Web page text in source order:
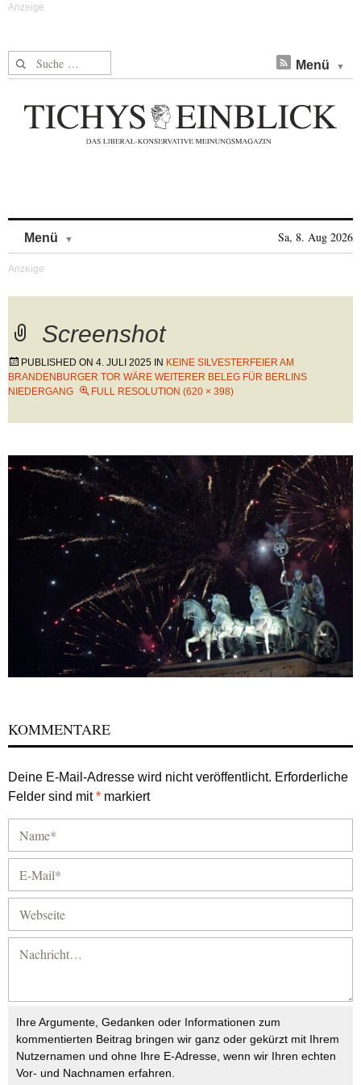
Suche nach: Menü
Menü Sa, 8. Aug 2026
Screenshot
PUBLISHED ON 4. JULI 2025 IN KEINE SILVESTERFEIER AM
BRANDENBURGER TOR WÄRE WEITERER BELEG FÜR BERLINS
NIEDERGANG
FULL RESOLUTION (620 × 398)
KOMMENTARE
Deine E-Mail-Adresse wird nicht veröffentlicht. Erforderliche
Felder sind mit* markiert
Ihre Argumente, Gedanken oder Informationen zum
kommentierten Beitrag bringen wir ganz oder gekürzt mit Ihrem
Nutzernamen und ohne Ihre E-Adresse, wenn wir Ihren echten
Vor- und Nachnamen erfahren.